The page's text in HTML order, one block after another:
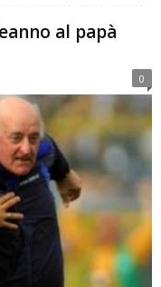
al papà
0